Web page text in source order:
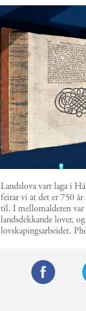
Landslova vart laga i
feirar vi at det er 750
til. I mellomalderen var
landsdekkande lover,
lovskapingsarbeidet.